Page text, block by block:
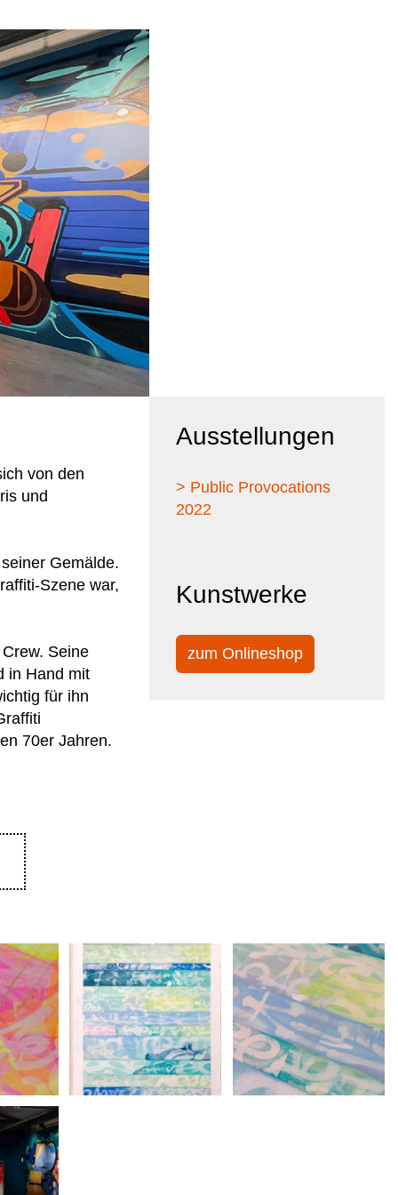
von den
und
Gemälde.
Szene war,
Seine
in Hand mit
für ihn
70er Jahren.
Ausstellungen
> Public Provocations
2022
Kunstwerke
zum Onlineshop